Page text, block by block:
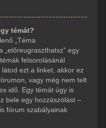
témát?
„Téma
„előreugraszthatsz” egy
felsorolásánál
ezt a linket, akkor ez
vagy még nem telt
idő. Egy témát úgy is
bele egy hozzászólást –
fórum szabályainak